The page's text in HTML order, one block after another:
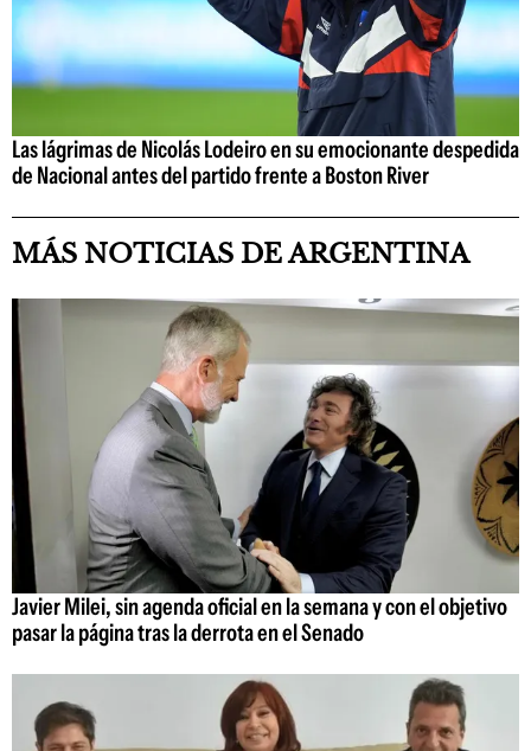
Las lágrimas de Nicolás Lodeiro en su emocionante despedida
de Nacional antes del partido frente a Boston River
MÁS NOTICIAS DE ARGENTINA
Javier Milei, sin agenda oficial en la semana y con el objetivo
pasar la página tras la derrota en el Senado